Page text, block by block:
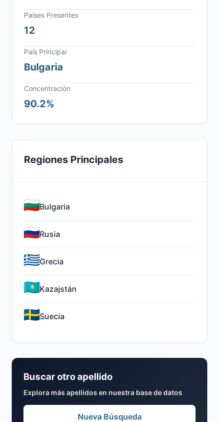
Países Presentes
12
País Principal
Bulgaria
Concentración
90.2%
Regiones Principales
Bulgaria
Rusia
Grecia
Kazajstán
Suecia
Buscar otro apellido
Explora más apellidos en nuestra base de datos
Nueva Búsqueda